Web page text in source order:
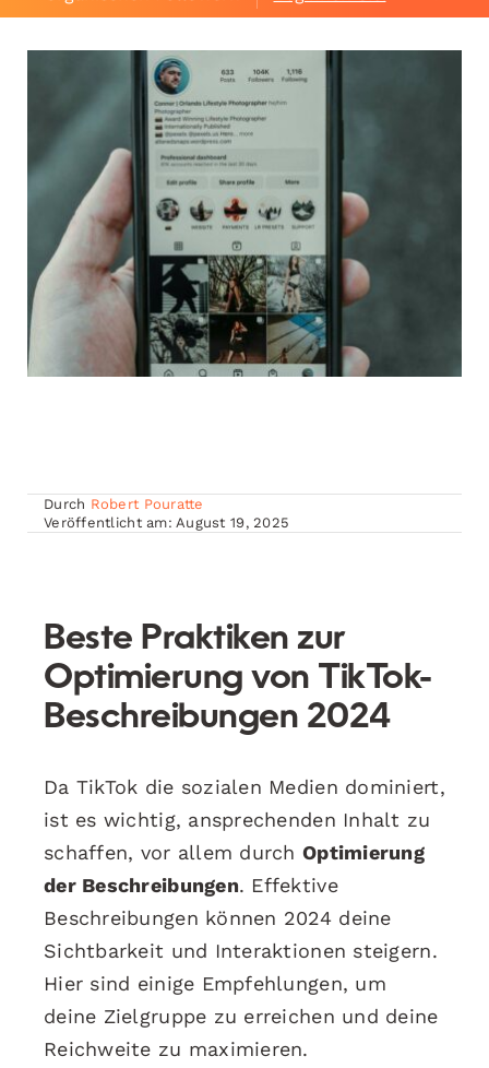
Durch Robert Pouratte
Veröffentlicht am: August 19, 2025
Beste Praktiken zur
Optimierung von TikTok-
Beschreibungen 2024
Da TikTok die sozialen Medien dominiert,
ist es wichtig, ansprechenden Inhalt zu
schaffen, vor allem durchOptimierung
der Beschreibungen. Effektive
Beschreibungen können 2024 deine
Sichtbarkeit und Interaktionen steigern.
Hier sind einige Empfehlungen, um
deine Zielgruppe zu erreichen und deine
Reichweite zu maximieren.